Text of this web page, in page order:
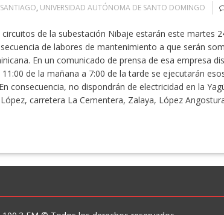
SANTIAGO, UNIVERSIDAD AUTÓNOMA DE SANTO DOMINGO
circuitos de la subestación Nibaje estarán este martes
de labores de mantenimiento a que serán
En un comunicado de prensa de esa empresa
de la mañana a 7:00 de la tarde se ejecutarán
consecuencia, no dispondrán de electricidad en la
carretera La Cementera, Zalaya, López